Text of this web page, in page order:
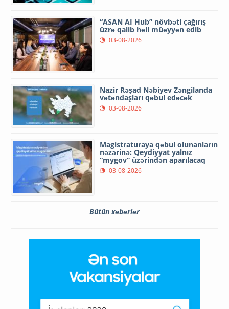
“ASAN AI Hub” növbəti çağırış
üzrə qalib həll müəyyən edib
03-08-2026
Nazir Rəşad Nəbiyev Zəngilanda
vətəndaşları qəbul edəcək
03-08-2026
Magistraturaya qəbul olunanların
nəzərinə: Qeydiyyat yalnız
“mygov” üzərindən aparılacaq
03-08-2026
Bütün xəbərlər